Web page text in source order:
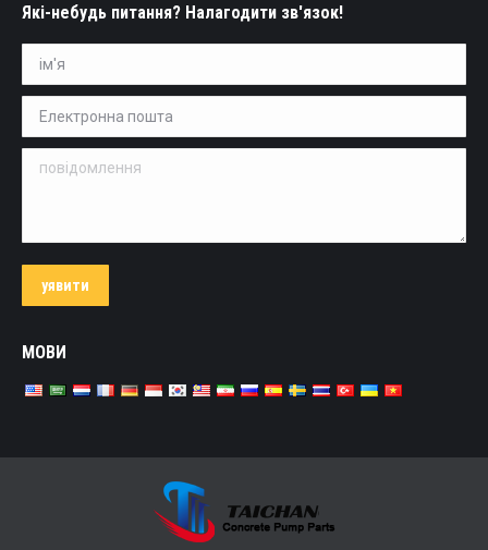
Які-небудь питання? Налагодити зв'язок!
ім'я *
Електронна пошта *
повідомлення
уявити
МОВИ